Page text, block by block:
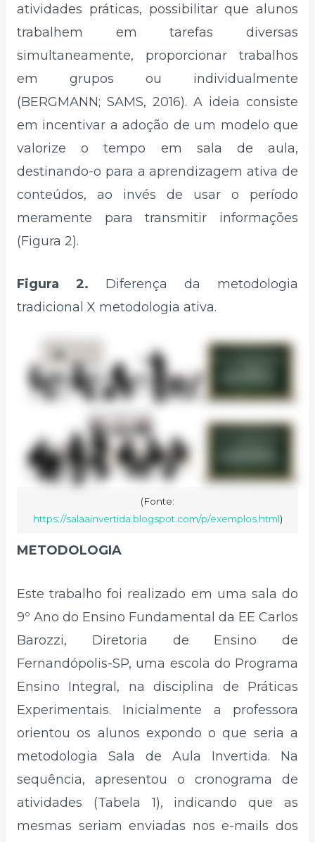
atividades práticas, possibilitar que alunos
trabalhem em tarefas diversas
simultaneamente, proporcionar trabalhos
em grupos ou individualmente
(BERGMANN; SAMS, 2016). A ideia consiste
em incentivar a adoção de um modelo que
valorize o tempo em sala de aula,
destinando-o para a aprendizagem ativa de
conteúdos, ao invés de usar o período
meramente para transmitir informações
(Figura 2).
Figura 2. Diferença da metodologia
tradicional X metodologia ativa.
(Fonte:
https://salaainvertida.blogspot.com/p/exemplos.html)
METODOLOGIA
Este trabalho foi realizado em uma sala do
9º Ano do Ensino Fundamental da EE Carlos
Barozzi, Diretoria de Ensino de
Fernandópolis-SP, uma escola do Programa
Ensino Integral, na disciplina de Práticas
Experimentais. Inicialmente a professora
orientou os alunos expondo o que seria a
metodologia Sala de Aula Invertida. Na
sequência, apresentou o cronograma de
atividades (Tabela 1), indicando que as
mesmas seriam enviadas nos e-mails dos